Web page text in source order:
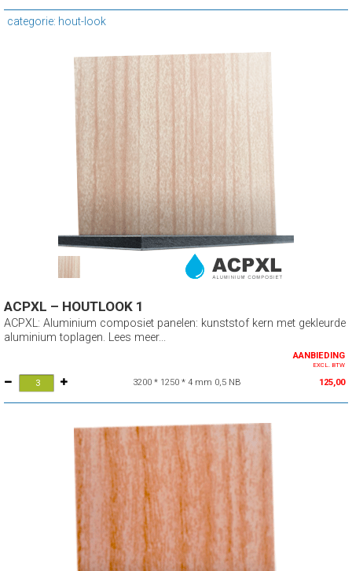
categorie: hout-look
ACPXL – HOUTLOOK 1
ACPXL: Aluminium composiet panelen: kunststof kern met gekleurde
aluminium toplagen. Lees meer...
AANBIEDING
EXCL. BTW
3200 * 1250 * 4 mm 0,5 NB 125,00